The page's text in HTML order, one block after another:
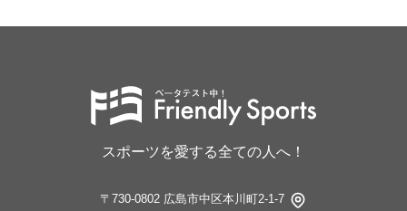
スポーツを愛する全ての人へ！
〒730-0802 広島市中区本川町2-1-7